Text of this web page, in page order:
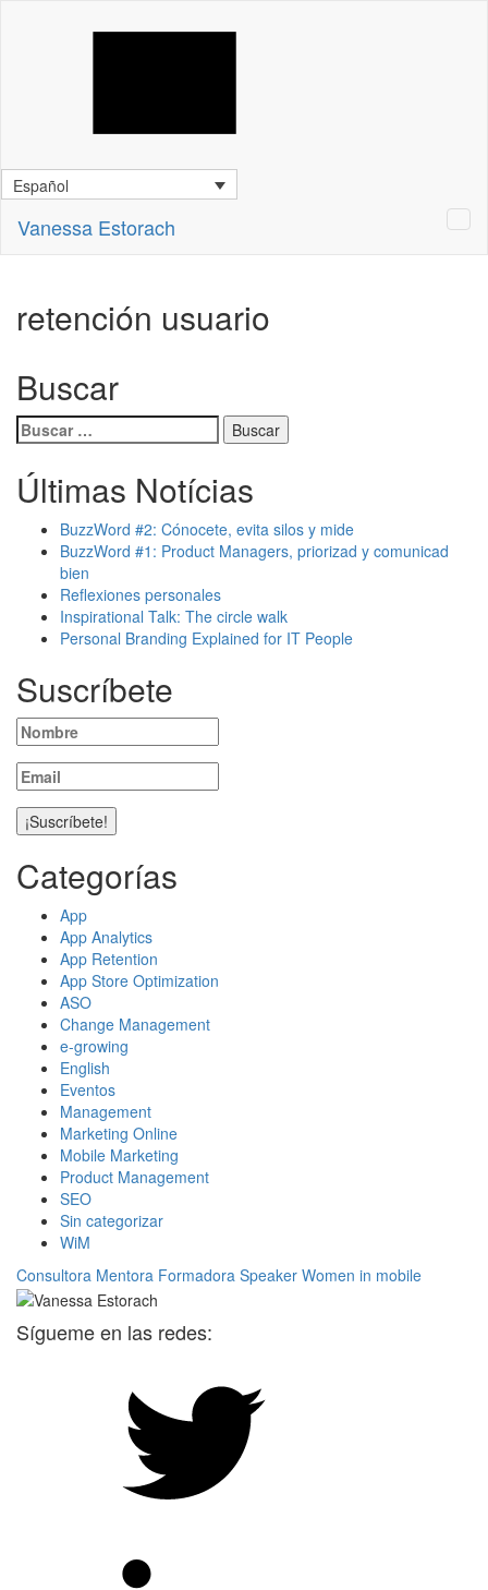
Español
Vanessa Estorach
retención usuario
Buscar
Buscar:
Últimas Notícias
BuzzWord #2: Cónocete, evita silos y mide
BuzzWord #1: Product Managers, priorizad y comunicad
bien
Reflexiones personales
Inspirational Talk: The circle walk
Personal Branding Explained for IT People
Suscríbete
Categorías
App
App Analytics
App Retention
App Store Optimization
ASO
Change Management
e-growing
English
Eventos
Management
Marketing Online
Mobile Marketing
Product Management
SEO
Sin categorizar
WiM
Consultora Mentora Formadora Speaker Women in mobile
Sígueme en las redes: